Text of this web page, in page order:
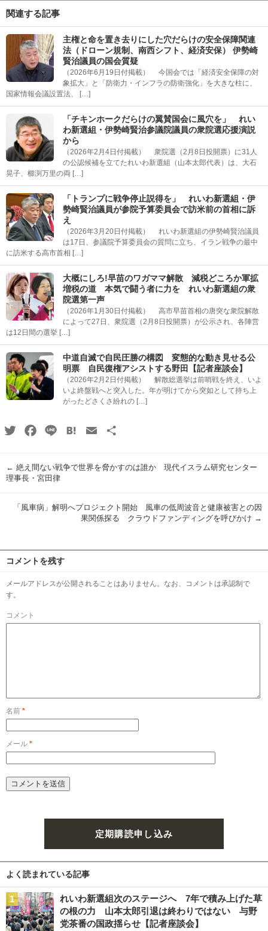
関連する記事
主権と命を置き去りにした穴だらけの安全保障関連
法（ドローン規制、南西シフト、経済安保） 伊勢崎
賢治議員の国会質疑
（2026年6月19日付掲載） 今国会では「経済安全保障の対
象拡大」と「防衛力・インフラの防衛強化」を大きな柱に、
国家情報会議設置法、 […]
「チキンホークだらけの翼賛国会に風穴を」 れい
わ新選組・伊勢崎賢治参議院議員の衆院選応援演説
から
（2026年2月4日付掲載） 衆院選（2月8日投開票）に31人
の公認候補を立てたれいわ新選組（山本太郎代表）は、大石
晃子、櫛渕万里の両 […]
「トランプに戦争停止説得を」 れいわ新選組・伊
勢崎賢治議員が参院予算委員会で訪米前の首相に訴
え
（2026年3月20日付掲載） れいわ新選組の伊勢崎賢治議員
は17日、参議院予算委員会の質問に立ち、イラン戦争の最中
に訪米する高市首相 […]
大概にしろ!早苗のワガママ解散 減税どころか軍拡
増税の道 本気で闘う者に力を れいわ新選組の衆
院選第一声
（2026年1月30日付掲載） 高市早苗首相の唐突な衆院解散
によって27日、衆院選（2月8日投開票）が公示され、各陣営
は12日間の選挙 […]
中道自滅で自民圧勝の構図 変態的な動き見せる公
明票 自民復権アシストする野田【記者座談会】
（2026年2月2日付掲載） 解散総選挙は前哨戦を終え、いよ
いよ終盤戦へと突入した。年が明けてから突如として持ち上
がったどさくさ紛れの […]
TwitterFacebook
Line HatenaEmail
← 絶え間ない戦争で世界を脅かすのは誰か 現代イスラム研究センター
理事長・宮田律
「風車病」解明へプロジェクト開始 風車の低周波音と健康被害との因
果関係探る クラウドファンディングを呼びかけ →
コメントを残す
メールアドレスが公開されることはありません。なお、コメントは承認制で
す。
コメント
名前 *
メール *
定期購読申し込み
よく読まれている記事
れいわ新選組次のステージへ 7年で積み上げた草
の根の力 山本太郎引退は終わりではない 与野
党茶番の国政揺らせ【記者座談会】